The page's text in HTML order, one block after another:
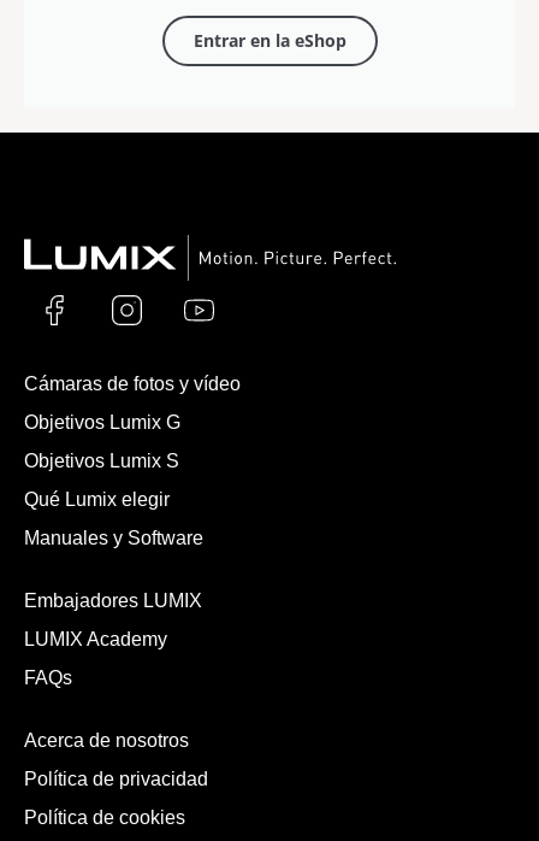
Entrar en la eShop
Cámaras de fotos y vídeo
Objetivos Lumix G
Objetivos Lumix S
Qué Lumix elegir
Manuales y Software
Embajadores LUMIX
LUMIX Academy
FAQs
Acerca de nosotros
Política de privacidad
Política de cookies